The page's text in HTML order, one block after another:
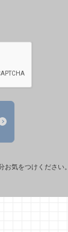
気をつけください。